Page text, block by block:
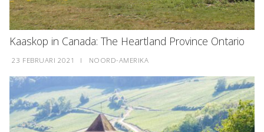
Kaaskop in Canada: The Heartland Province Ontario
23 FEBRUARI 2021 I NOORD-AMERIKA